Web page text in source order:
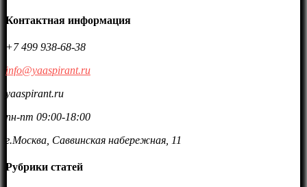
Контактная информация
+7 499 938-68-38
info@yaaspirant.ru
yaaspirant.ru
пн-пт 09:00-18:00
г.Москва, Саввинская набережная, 11
Рубрики статей